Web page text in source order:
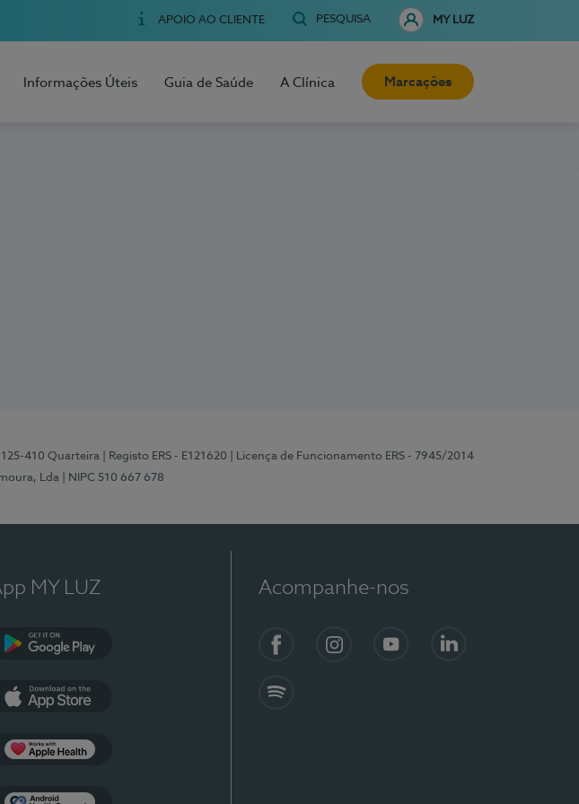
APOIO AO CLIENTE PESQUISA MY LUZ
Informações Úteis Guia de Saúde A Clínica Marcações
410 Quarteira | Registo ERS - E121620
| Licença de Funcionamento ERS - 7945/2014
Lda
| NIPC 510 667 678
MY LUZ Acompanhe-nos